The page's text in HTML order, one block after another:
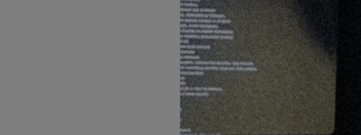
Все цены